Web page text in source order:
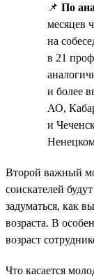
📌 По
месяцев
на
в 21
и более
АО,
и
Второй важный
соискателей
задуматься, как
возраста. В
возраст
Что касается